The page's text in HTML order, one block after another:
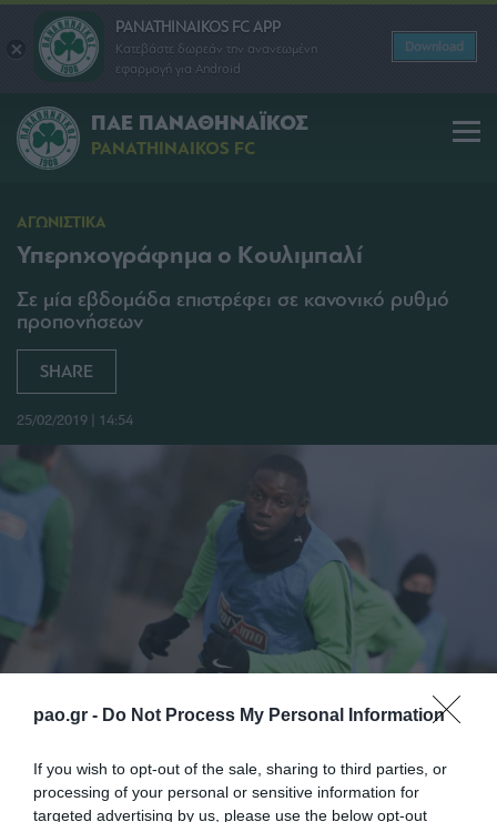
pao.gr - Do Not Process My Personal Information
If you wish to opt-out of the sale, sharing to third parties, or
processing of your personal or sensitive information for
targeted advertising by us, please use the below opt-out
PANATHINAIKOS FC APP
Κατεβάστε δωρεάν την ανανεωμένη
εφαρμογή για Android
Download
ΠΑΕ ΠΑΝΑΘΗΝΑΪΚΟΣ
PANATHINAIKOS FC
ΑΓΩΝΙΣΤΙΚΑ
Υπερηχογράφημα ο Κουλιμπαλί
Σε μία εβδομάδα επιστρέφει σε κανονικό ρυθμό
προπονήσεων
SHARE
25/02/2019 | 14:54
Ο Ουσμάν Κουλιμπαλί έκανε σήμερα στο “ΥΓΕΙΑ”
υπερηχογράφημα στην περιοχή της θλάσης στον